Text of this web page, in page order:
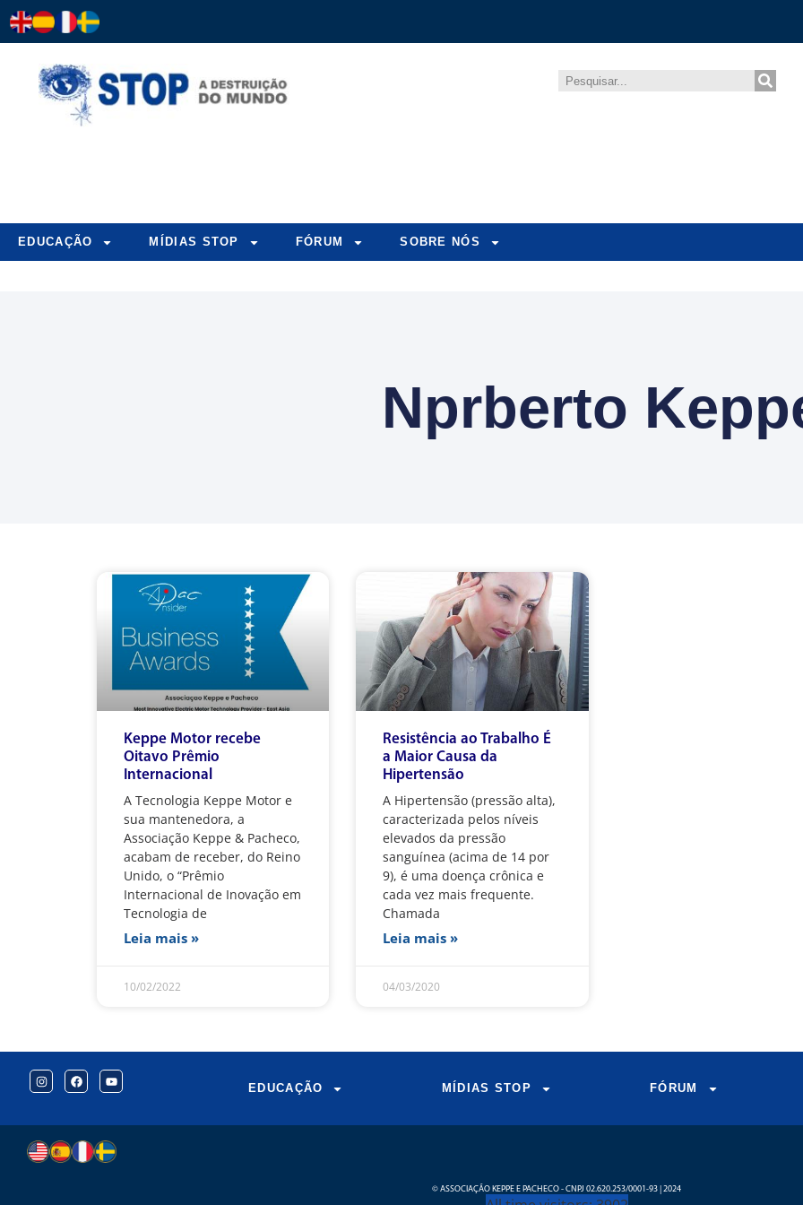
EDUCAÇÃO MÍDIAS STOP FÓRUM SOBRE NÓS
Nprberto
Keppe Motor recebe
Oitavo Prêmio
Internacional
A Tecnologia Keppe Motor e
sua mantenedora, a
Associação Keppe & Pacheco,
acabam de receber, do Reino
Unido, o “Prêmio
Internacional de Inovação em
Tecnologia de
Leia mais »
10/02/2022
Resistência ao Trabalho É
a Maior Causa da
Hipertensão
A Hipertensão (pressão alta),
caracterizada pelos níveis
elevados da pressão
sanguínea (acima de 14 por
9), é uma doença crônica e
cada vez mais frequente.
Chamada
Leia mais »
04/03/2020
EDUCAÇÃO MÍDIAS STOP FÓRUM
© ASSOCIAÇÃO KEPPE E PACHECO - CNPJ 02.620.253/0001-93 | 2024